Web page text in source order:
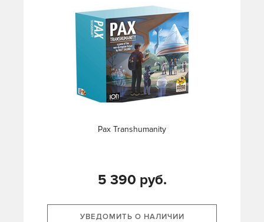
Pax Transhumanity
5 390 руб.
УВЕДОМИТЬ О НАЛИЧИИ